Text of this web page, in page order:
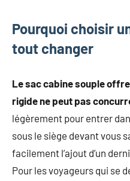
Pourquoi choisir
tout changer
Le sac cabine souple
rigide ne peut pas
légèrement pour entrer
sous le siège devant vous
facilement l’ajout d’un
Pour les voyageurs qui se